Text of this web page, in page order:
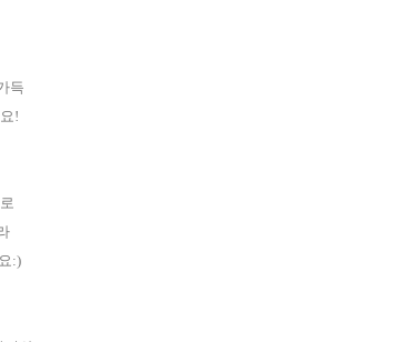
득
!
:)